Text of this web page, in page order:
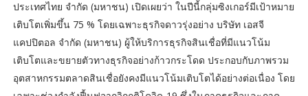
ประเทศไทย จำกัด (มหาชน) เปิดเผยว่า ในปีนี้กลุ่มซิงเกอร์มีเป้าหมาย
เติบโตเพิ่มขึ้น 75 % โดยเฉพาะธุรกิจดาวรุ่งอย่าง บริษัท เอสจี
แคปปิตอล จำกัด (มหาชน) ผู้ให้บริการธุรกิจสินเชื่อที่มีแนวโน้ม
เติบโตและขยายตัวทางธุรกิจอย่างก้าวกระโดด ประกอบกับภาพรวม
อุตสาหกรรมตลาดสินเชื่อยังคงมีแนวโน้มเติบโตได้อย่างต่อเนื่อง โดย